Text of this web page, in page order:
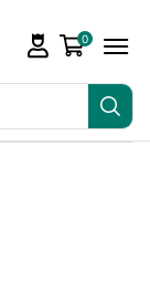
0